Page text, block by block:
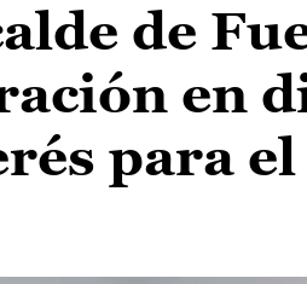
de
en
para